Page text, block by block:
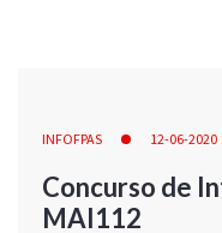
INFOFPAS 12-06-2020
Concurso de
MAI112